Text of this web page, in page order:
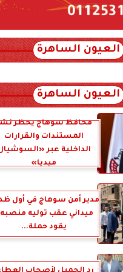
العيون الساهرة
العيون الساهرة
محافظ سوهاج يحظر
المستندات والقرارات
الداخلية عبر
ميديا»
مدير أمن سوهاج في أول
ميداني عقب توليه
يقود حملة...